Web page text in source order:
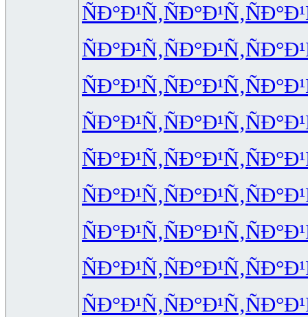
ÑÐ°Ð¹Ñ‚ÑÐ°Ð¹Ñ‚
ÑÐ°Ð¹Ñ‚ÑÐ°Ð¹Ñ‚
ÑÐ°Ð¹Ñ‚ÑÐ°Ð¹Ñ‚
ÑÐ°Ð¹Ñ‚ÑÐ°Ð¹Ñ‚
ÑÐ°Ð¹Ñ‚ÑÐ°Ð¹Ñ‚
ÑÐ°Ð¹Ñ‚ÑÐ°Ð¹Ñ‚
ÑÐ°Ð¹Ñ‚ÑÐ°Ð¹Ñ‚
ÑÐ°Ð¹Ñ‚ÑÐ°Ð¹Ñ‚
ÑÐ°Ð¹Ñ‚ÑÐ°Ð¹Ñ‚